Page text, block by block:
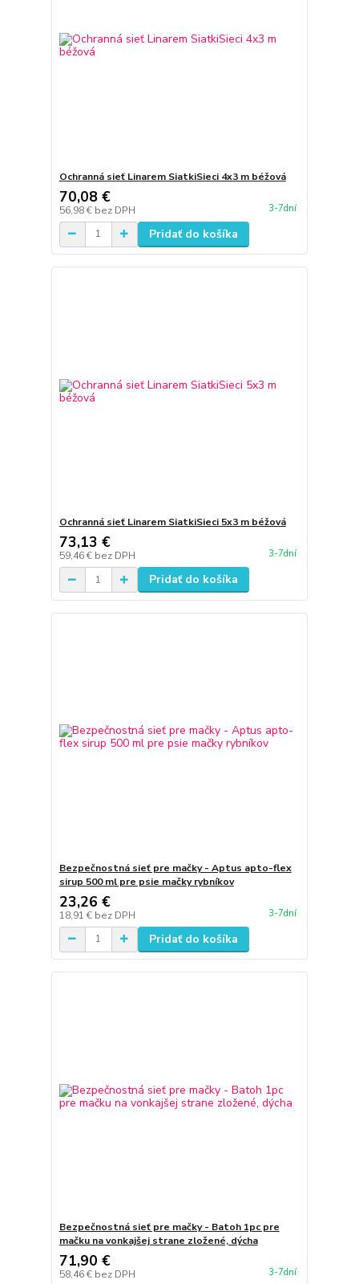
Ochranná sieť Linarem SiatkiSieci 4x3 m béžová
70,08 €
56,98 € bez DPH 3-7dní
Pridať do košíka
Ochranná sieť Linarem SiatkiSieci 5x3 m béžová
73,13 €
59,46 € bez DPH 3-7dní
Pridať do košíka
Bezpečnostná sieť pre mačky - Aptus apto-flex
sirup 500 ml pre psie mačky rybníkov
23,26 €
18,91 € bez DPH 3-7dní
Pridať do košíka
Bezpečnostná sieť pre mačky - Batoh 1pc pre
mačku na vonkajšej strane zložené, dýcha
71,90 €
58,46 € bez DPH 3-7dní